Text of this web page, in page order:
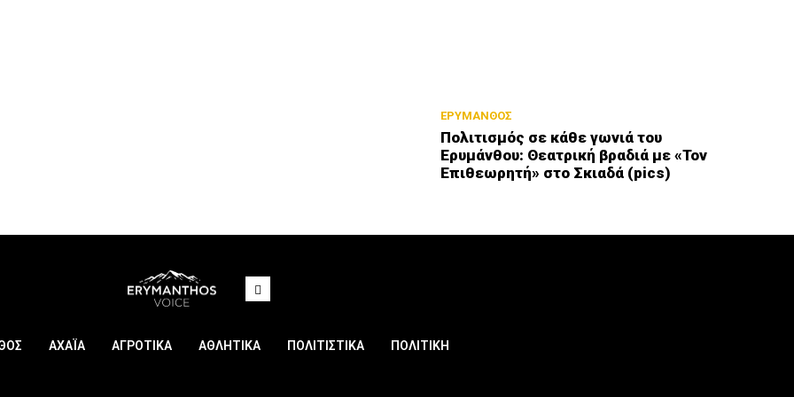
ΕΡΥΜΑΝΘΟΣ
Πολιτισμός σε κάθε γωνιά του
Ερυμάνθου: Θεατρική βραδιά με «Τον
Επιθεωρητή» στο Σκιαδά (pics)
ΑΧΑΪΑ ΑΓΡΟΤΙΚΑ ΑΘΛΗΤΙΚΑ ΠΟΛΙΤΙΣΤΙΚΑ ΠΟΛΙΤΙΚΗ